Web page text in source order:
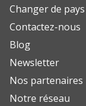
Changer de pays
Contactez-nous
Blog
Newsletter
Nos partenaires
Notre réseau